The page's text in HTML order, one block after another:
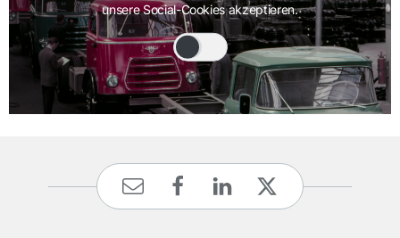
unsere Social-Cookies akzeptieren.